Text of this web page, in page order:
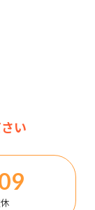
い